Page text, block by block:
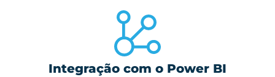
Integração com o Power BI